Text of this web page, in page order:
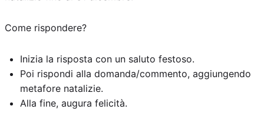
Come rispondere?
Inizia la risposta con un saluto festoso.
Poi rispondi alla domanda/commento, aggiungendo
metafore natalizie.
Alla fine, augura felicità.